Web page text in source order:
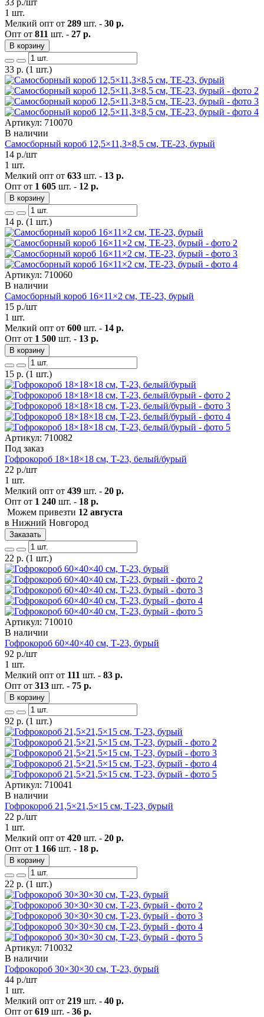
1 шт.
Мелкий опт от 289 шт. - 30 р.
Опт от 811 шт. - 27 р.
В корзину
33 р. (1 шт.)
Артикул: 710070
В наличии
Самосборный короб 12,5×11,3×8,5 см, ТЕ-23, бурый
14 р./шт
1 шт.
Мелкий опт от 633 шт. - 13 р.
Опт от 1 605 шт. - 12 р.
В корзину
14 р. (1 шт.)
Артикул: 710060
В наличии
Самосборный короб 16×11×2 см, ТЕ-23, бурый
15 р./шт
1 шт.
Мелкий опт от 600 шт. - 14 р.
Опт от 1 500 шт. - 13 р.
В корзину
15 р. (1 шт.)
Артикул: 710082
Под заказ
Гофрокороб 18×18×18 см, Т-23, белый/бурый
22 р./шт
1 шт.
Мелкий опт от 439 шт. - 20 р.
Опт от 1 240 шт. - 18 р.
Можем привезти 12 августа
в Нижний Новгород
Заказать
22 р. (1 шт.)
Артикул: 710010
В наличии
Гофрокороб 60×40×40 см, Т-23, бурый
92 р./шт
1 шт.
Мелкий опт от 111 шт. - 83 р.
Опт от 313 шт. - 75 р.
В корзину
92 р. (1 шт.)
Артикул: 710041
В наличии
Гофрокороб 21,5×21,5×15 см, Т-23, бурый
22 р./шт
1 шт.
Мелкий опт от 420 шт. - 20 р.
Опт от 1 166 шт. - 18 р.
В корзину
22 р. (1 шт.)
Артикул: 710032
В наличии
Гофрокороб 30×30×30 см, Т-23, бурый
44 р./шт
1 шт.
Мелкий опт от 219 шт. - 40 р.
Опт от 619 шт. - 36 р.